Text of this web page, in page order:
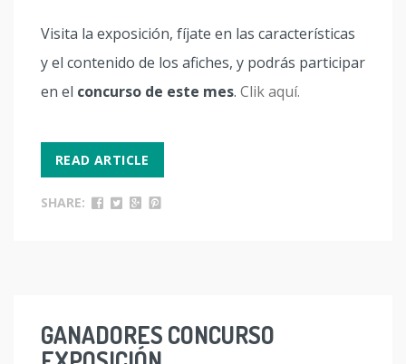
Visita la exposición, fíjate en las características
y el contenido de los afiches, y podrás participar
en el concurso de este mes. Clik aquí.
READ ARTICLE
SHARE:
GANADORES CONCURSO